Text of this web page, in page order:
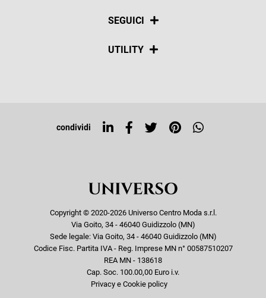
Pagamenti
SEGUICI
Social
UTILITY
Top ricerche
condividi
Copyright © 2020-2026 Universo Centro Moda s.r.l.
Via Goito, 34 - 46040 Guidizzolo (MN)
Sede legale: Via Goito, 34 - 46040 Guidizzolo (MN)
Codice Fisc. Partita IVA - Reg. Imprese MN n° 00587510207
REA MN - 138618
Cap. Soc. 100.00,00 Euro i.v.
Privacy e Cookie policy